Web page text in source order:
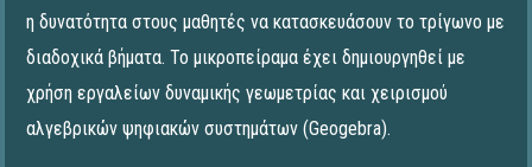
η δυνατότητα στους μαθητές να κατασκευάσουν το τρίγωνο με
διαδοχικά βήματα. To μικροπείραμα έχει δημιουργηθεί με
χρήση εργαλείων δυναμικής γεωμετρίας και χειρισμού
αλγεβρικών ψηφιακών συστημάτων (Geogebra).